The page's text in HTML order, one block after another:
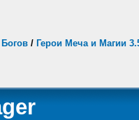
/ Герои Меча и Магии